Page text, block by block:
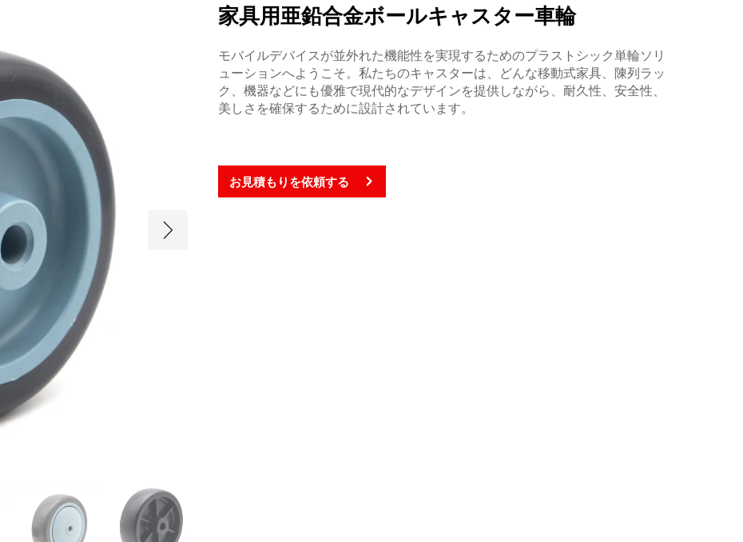
家具用亜鉛合金ボールキャスター車輪
モバイルデバイスが並外れた機能性を実現するためのプラストシック単輪ソリ
ューションへようこそ。私たちのキャスターは、どんな移動式家具、陳列ラッ
ク、機器などにも優雅で現代的なデザインを提供しながら、耐久性、安全性、
美しさを確保するために設計されています。
お見積もりを依頼する